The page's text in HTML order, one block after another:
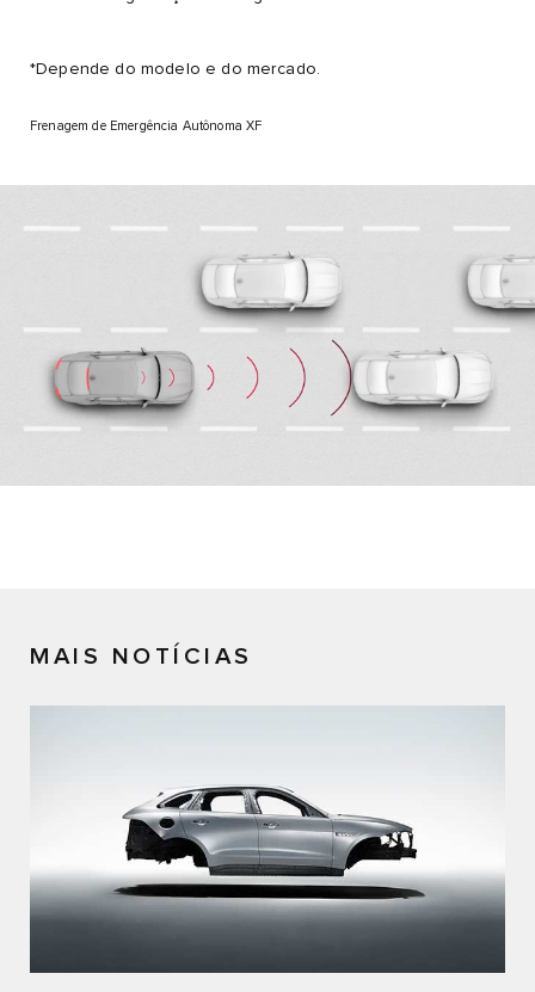
*Depende do modelo e do mercado.
Frenagem de Emergência Autônoma XF
MAIS NOTÍCIAS